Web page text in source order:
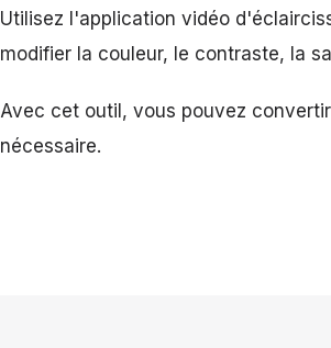
Utilisez l'application vidéo
modifier la couleur, le contraste, la
Avec cet outil, vous pouvez
nécessaire.